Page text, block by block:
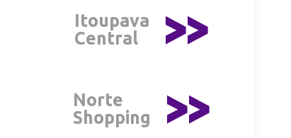
Itoupava
Central
>>
Norte
Shopping
>>